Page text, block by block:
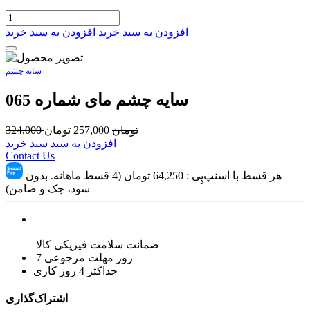
افزودن به سبد خرید افزودن به سبد خرید
سایه چشم
سایه چشم مای شماره 065
324,000 تومان 257,000 تومان
Contact Us
هر قسط با اسنپ‌پِی : 64,250
تومان (4 قسط ماهانه. بدون
سود، چک و ضامن)
ضمانت سلامت فیزیکی کالا
7 روز مهلت مرجوعی
حداکثر 4 روز کاری
اشتراک‌گذاری